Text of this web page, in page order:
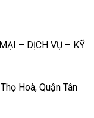
– DỊCH VỤ – KỸ
Hoà, Quận Tân